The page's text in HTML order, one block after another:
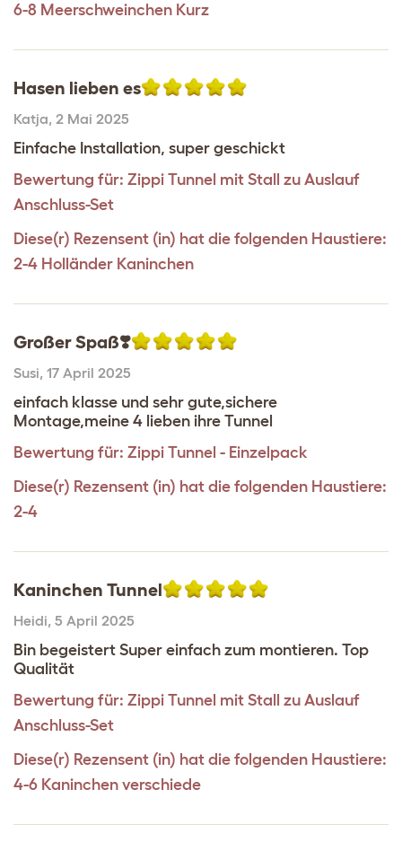
6-8 Meerschweinchen Kurz
Hasen lieben es
Katja, 2 Mai 2025
Einfache Installation, super geschickt
Bewertung für: Zippi Tunnel mit Stall zu Auslauf
Anschluss-Set
Diese(r) Rezensent (in) hat die folgenden Haustiere:
2-4 Holländer Kaninchen
Großer Spaß❣️
Susi, 17 April 2025
einfach klasse und sehr gute,sichere
Montage,meine 4 lieben ihre Tunnel
Bewertung für: Zippi Tunnel - Einzelpack
Diese(r) Rezensent (in) hat die folgenden Haustiere:
2-4
Kaninchen Tunnel
Heidi, 5 April 2025
Bin begeistert Super einfach zum montieren. Top
Qualität
Bewertung für: Zippi Tunnel mit Stall zu Auslauf
Anschluss-Set
Diese(r) Rezensent (in) hat die folgenden Haustiere:
4-6 Kaninchen verschiede